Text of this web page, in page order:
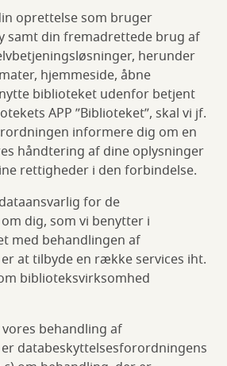
oprettelse som bruger
samt din fremadrettede brug af
herunder
hjemmeside, åbne
biblioteket udenfor betjent
APP ”Biblioteket”, skal vi jf.
informere dig om en
håndtering af dine oplysninger
rettigheder i den forbindelse.
for de
dig, som vi benytter i
med behandlingen af
at tilbyde en række services iht.
biblioteksvirksomhed
behandling af
databeskyttelsesforordningens